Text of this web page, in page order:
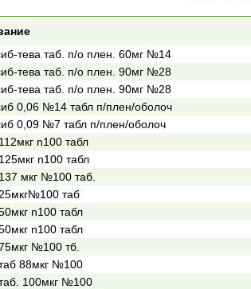
тева таб. п/о плен. 60мг №14
тева таб. п/о плен. 90мг №28
тева таб. п/о плен. 90мг №28
0,06 №14 табл п/плен/оболоч
0,09 №7 табл п/плен/оболоч
n100 табл
n100 табл
мкг №100 таб.
таб
n100 табл
n100 табл
№100 тб.
88мкг №100
100мкг №100